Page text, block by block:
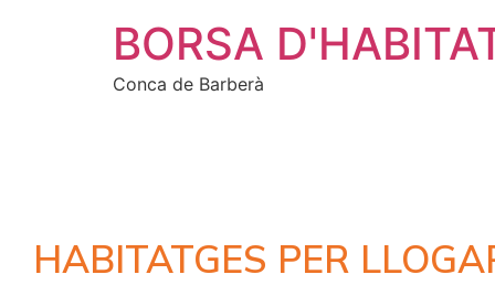
BORSA
Conca de Barberà
HABITATGES PER